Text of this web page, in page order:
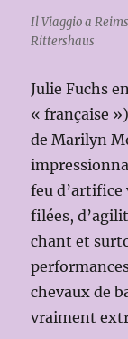
Il Viaggio a
Rittershaus
Julie Fuchs
« française
de Marilyn
feu d’artifice
filées,
chant et
chevaux de
vraiment